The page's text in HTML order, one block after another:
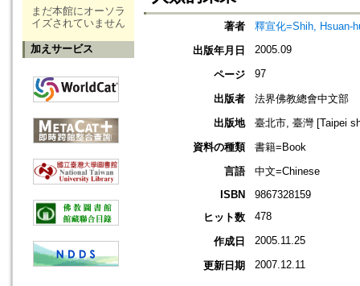
まだ本館にオーソラ
イズされていません
加えサービス
著者
釋宣化=Shih, Hsuan-
出版年月日
2005.09
ページ 97
出版者
法界佛教總會中文部
出版地
臺北市, 臺灣 [Taipei
資料の種類
書籍=Book
言語
中文=Chinese
ISBN
9867328159
ヒット数
478
作成日 2005.11.25
更新日期 2007.12.11